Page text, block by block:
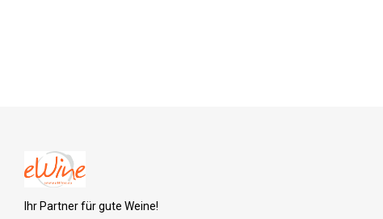
Ihr Partner für gute Weine!